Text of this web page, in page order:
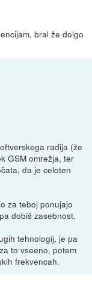
bral že dolgo
radija (že
GSM omrežja, ter
da je celoten
za teboj ponujajo
dobiš zasebnost.
tehnologij, je pa
to vseeno, potem
frekvencah.